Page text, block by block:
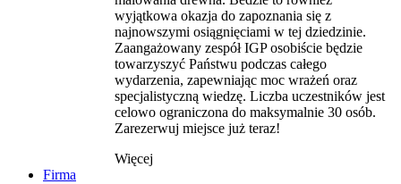
wyjątkowa okazja do zapoznania się z
najnowszymi osiągnięciami w tej dziedzinie.
Zaangażowany zespół IGP osobiście będzie
towarzyszyć Państwu podczas całego
wydarzenia, zapewniając moc wrażeń oraz
specjalistyczną wiedzę. Liczba uczestników jest
celowo ograniczona do maksymalnie 30 osób.
Zarezerwuj miejsce już teraz!
Więcej
Firma